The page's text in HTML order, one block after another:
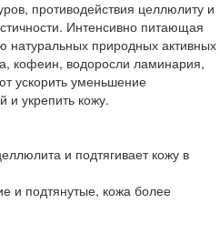
противодействия целлюлиту и
Интенсивно питающая
природных активных
кофеин, водоросли ламинария,
ускорить уменьшение
и укрепить кожу.
и подтягивает кожу в
и подтянутые, кожа более